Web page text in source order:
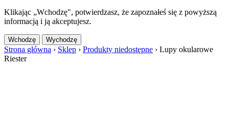
Klikając „Wchodzę", potwierdzasz, że zapoznałeś się z powyższą
informacją i ją akceptujesz.
Wchodzę Wychodzę
Strona główna › Sklep › Produkty niedostępne › Lupy okularowe
Riester